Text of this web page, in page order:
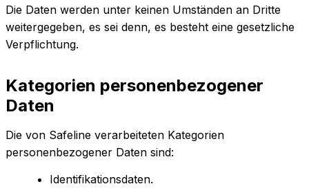
Die Daten werden unter keinen Umständen an Dritte
weitergegeben, es sei denn, es besteht eine gesetzliche
Verpflichtung.
Kategorien personenbezogener
Daten
Die von Safeline verarbeiteten Kategorien
personenbezogener Daten sind:
Identifikationsdaten.